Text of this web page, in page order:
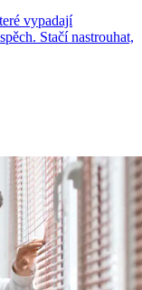
vypadají
Stačí nastrouhat,